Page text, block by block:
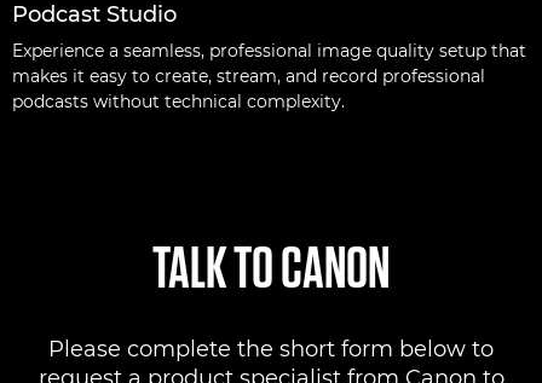
Podcast Studio
Experience a seamless, professional image quality setup that
makes it easy to create, stream, and record professional
podcasts without technical complexity.
TALK TO CANON
Please complete the short form below to